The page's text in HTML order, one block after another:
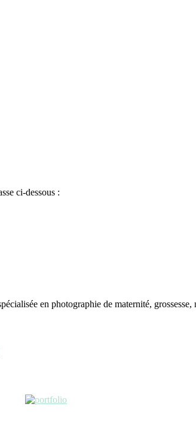
ci-dessous :
en photographie de maternité,